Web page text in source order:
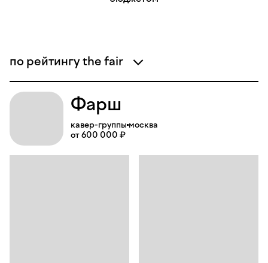
по рейтингу the fair
Фарш
кавер-группы москва
от 600 000 ₽